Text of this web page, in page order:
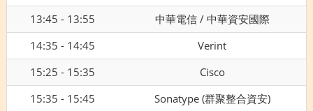
13:45 - 13:55
中華電信 / 中華資安國際
14:35 - 14:45
Verint
15:25 - 15:35
Cisco
15:35 - 15:45
Sonatype (群聚整合資安)